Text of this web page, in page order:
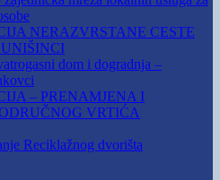
NERAZVRSTANE CESTE
dom i dogradnja –
– PRENAMJENA I
VRTIĆA
Reciklažnog dvorišta